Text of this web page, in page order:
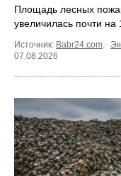
Площадь лесных
увеличилась почти на
Источник: Babr24.com
07.08.2026